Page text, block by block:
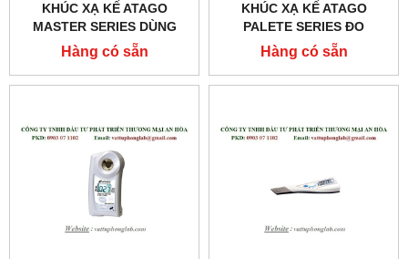
KHÚC XẠ KẾ ATAGO
MASTER SERIES DÙNG
CHO KHÁM VÀ CHỮA
BỆNH MODEL:MASTER-
SUR/NM
Hàng có sẵn
KHÚC XẠ KẾ ATAGO
PALETE SERIES ĐO
TRỌNG LƯỢNG RIÊNG
NƯỚC TIỂU MODEL:UG-Α
Hàng có sẵn